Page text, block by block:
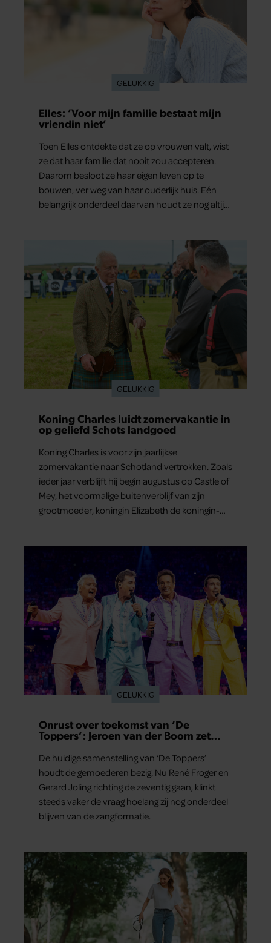
GELUKKIG
Elles: ‘Voor mijn familie bestaat mijn
vriendin niet’
Toen Elles ontdekte dat ze op vrouwen valt, wist
ze dat haar familie dat nooit zou accepteren.
Daarom besloot ze haar eigen leven op te
bouwen, ver weg van haar ouderlijk huis. Eén
belangrijk onderdeel daarvan houdt ze nog altijd
GELUKKIG
Koning Charles luidt zomervakantie in
op geliefd Schots landgoed
Koning Charles is voor zijn jaarlijkse
zomervakantie naar Schotland vertrokken. Zoals
ieder jaar verblijft hij begin augustus op Castle of
Mey, het voormalige buitenverblijf van zijn
grootmoeder, koningin Elizabeth de koningin-
GELUKKIG
Onrust over toekomst van ‘De
Toppers’: Jeroen van der Boom zet
De huidige samenstelling van ‘De Toppers’
houdt de gemoederen bezig. Nu René Froger en
Gerard Joling richting de zeventig gaan, klinkt
steeds vaker de vraag hoelang zij nog onderdeel
blijven van de zangformatie.